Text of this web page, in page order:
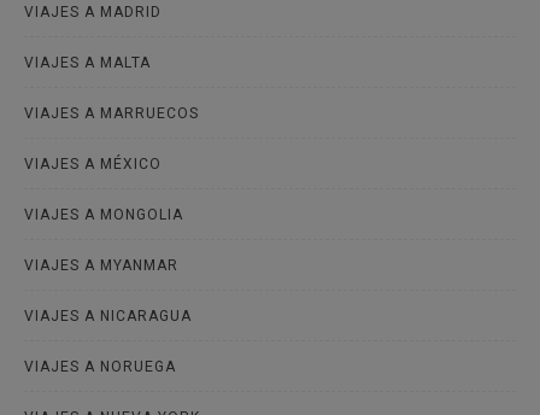
VIAJES A MADRID
VIAJES A MALTA
VIAJES A MARRUECOS
VIAJES A MÉXICO
VIAJES A MONGOLIA
VIAJES A MYANMAR
VIAJES A NICARAGUA
VIAJES A NORUEGA